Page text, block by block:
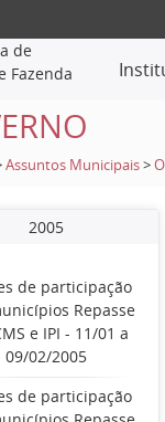
de
Fazenda
Assuntos Municipais >
2005
de participação
Repasse
e IPI - 11/01 a
09/02/2005
de participação